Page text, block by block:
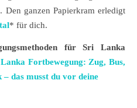
Den ganzen Papierkram erledigt
* für dich.
für Sri Lanka
Fortbewegung: Zug, Bus,
das musst du vor deine